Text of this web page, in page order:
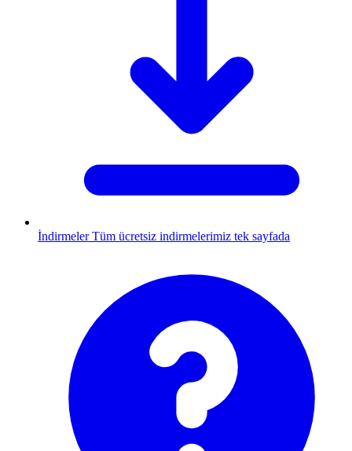
İndirmeler Tüm ücretsiz indirmelerimiz tek sayfada